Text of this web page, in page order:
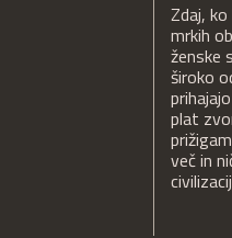
Zdaj,
mrkih
ženske
široko
plat
več in